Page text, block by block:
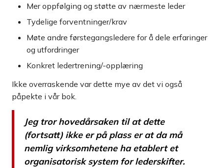
Mer oppfølging og støtte av nærmeste leder
Tydelige forventninger/krav
Møte andre førstegangsledere for å dele erfaringer
og utfordringer
Konkret ledertrening/-opplæring
Ikke overraskende var dette mye av det vi også
påpekte i vår bok.
Jeg tror hovedårsaken til at dette
(fortsatt) ikke er på plass er at da må
nemlig virksomhetene ha etablert et
organisatorisk system for lederskifter.